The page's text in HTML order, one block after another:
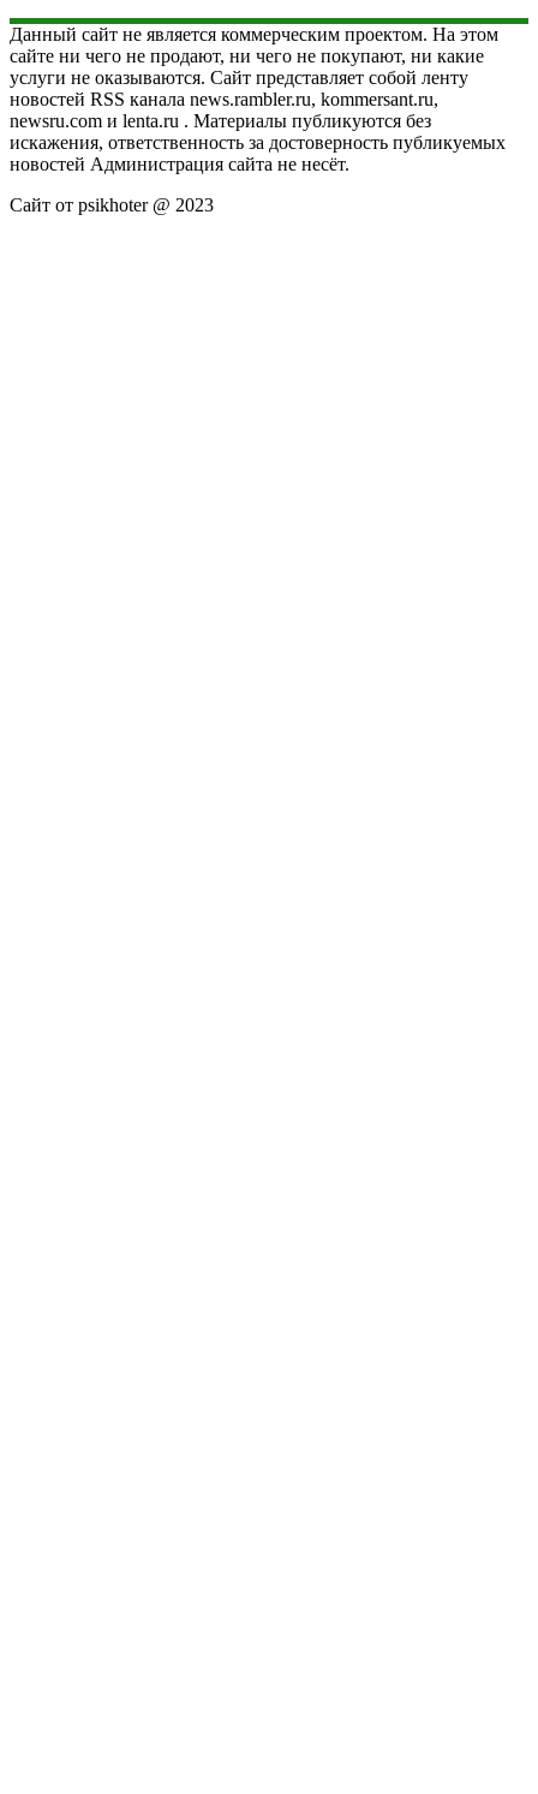
Данный сайт не является коммерческим проектом. На этом
сайте ни чего не продают, ни чего не покупают, ни какие
услуги не оказываются. Сайт представляет собой ленту
новостей RSS канала news.rambler.ru, kommersant.ru,
newsru.com и lenta.ru . Материалы публикуются без
искажения, ответственность за достоверность публикуемых
новостей Администрация сайта не несёт.
Сайт от psikhoter @ 2023